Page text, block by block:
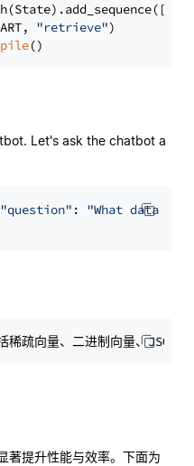
"retrieve")
Let's ask the chatbot a
"question" : "What data
著提升性能与效率。下面为